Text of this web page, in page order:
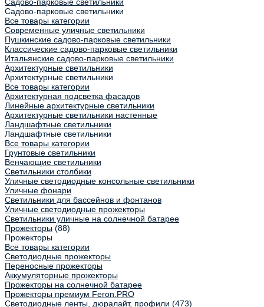
Садово-парковые светильники
Садово-парковые светильники
Все товары категории
Современные уличные светильники
Пушкинские садово-парковые светильники
Классические садово-парковые светильники
Итальянские садово-парковые светильники
Архитектурные светильники
Архитектурные светильники
Все товары категории
Архитектурная подсветка фасадов
Линейные архитектурные светильники
Архитектурные светильники настенные
Ландшафтные светильники
Ландшафтные светильники
Все товары категории
Грунтовые светильники
Венчающие светильники
Светильники столбики
Уличные светодиодные консольные светильники
Уличные фонари
Светильники для бассейнов и фонтанов
Уличные светодиодные прожекторы
Светильники уличные на солнечной батарее
Прожекторы (88)
Прожекторы
Все товары категории
Светодиодные прожекторы
Переносные прожекторы
Аккумуляторные прожекторы
Прожекторы на солнечной батарее
Прожекторы премиум Feron.PRO
Светодиодные ленты, дюралайт, профили (473)